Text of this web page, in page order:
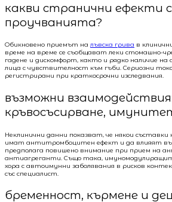
какви странични ефекти
проучванията?
Обикновено приемът налъвска грива в
време на време се съобщават леки стомашно-
гадене и дискомфорт, както и рядко наличие на
лица с чувствителност към гъби. Сериозни
регистрирани при краткосрочни изследвания.
възможни
кръвосъсирване,
Неклинични данни показват, че някои съставки
имат антитромбоцитен ефект и да влияят
предполага повишено внимание при прием на
антиагреганти. Също така,
хора с автоимунни заболявания в рисков
със специалист.
бременност, кърмене и